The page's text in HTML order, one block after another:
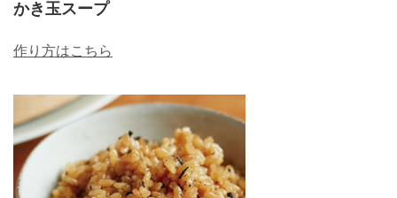
かき玉スープ
作り方はこちら